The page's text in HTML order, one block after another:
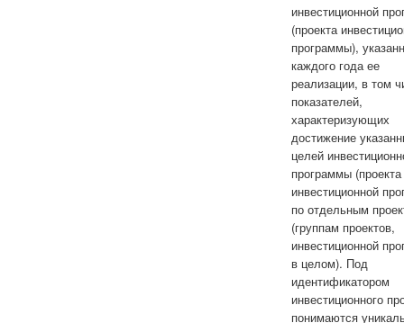
инвестиционной
(проекта
программы),
каждого года ее
реализации, в том
показателей,
характеризующих
достижение
целей
программы (проекта
инвестиционной
по отдельным
(группам проектов,
инвестиционной
в целом). Под
идентификатором
инвестиционного
понимаются